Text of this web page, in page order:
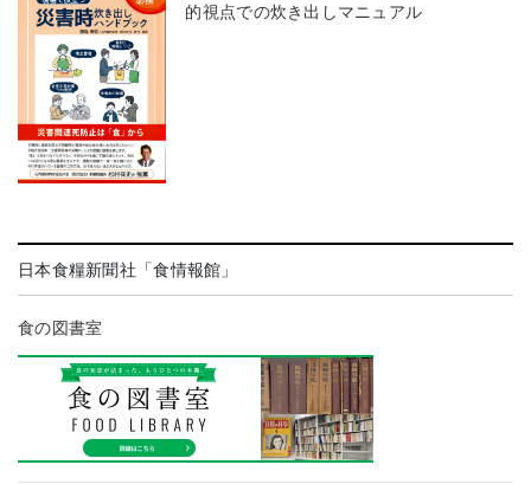
的視点での炊き出しマニュアル
日本食糧新聞社「食情報館」
食の図書室